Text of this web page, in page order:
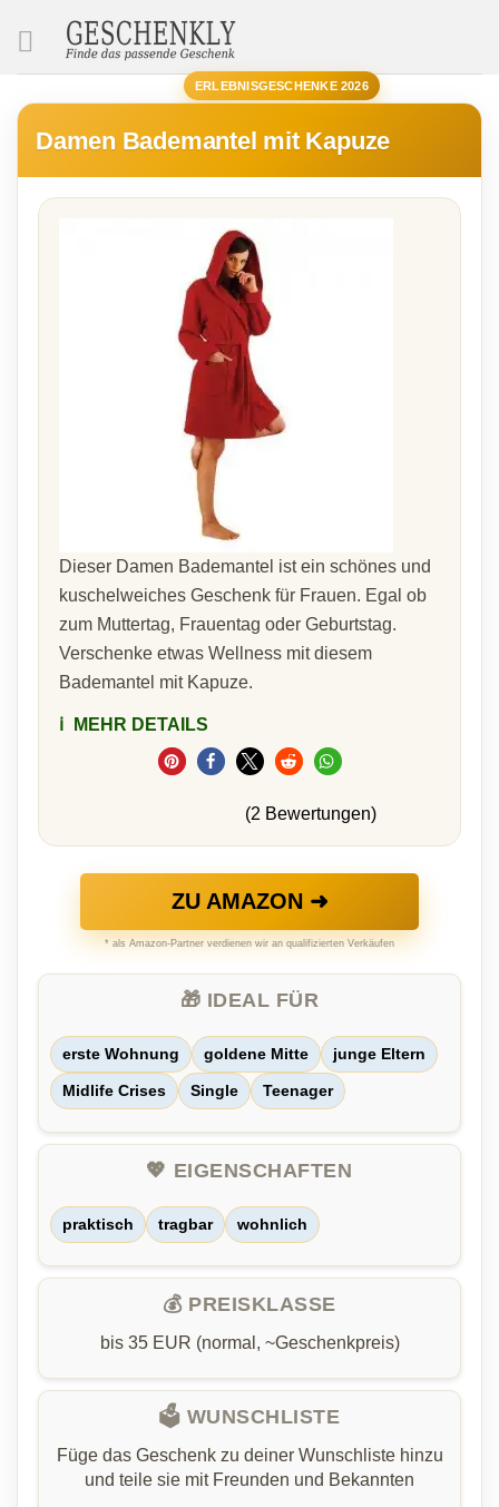
ERLEBNISGESCHENKE 2026
Damen Bademantel mit Kapuze
Dieser Damen Bademantel ist ein schönes und
kuschelweiches Geschenk für Frauen. Egal ob
zum Muttertag, Frauentag oder Geburtstag.
Verschenke etwas Wellness mit diesem
Bademantel mit Kapuze.
ℹ️ MEHR DETAILS
(2 Bewertungen)
ZU AMAZON ➜
* als Amazon-Partner verdienen wir an qualifizierten Verkäufen
🎁 IDEAL FÜR
erste Wohnung goldene Mitte junge Eltern
Midlife Crises Single Teenager
💖 EIGENSCHAFTEN
praktisch tragbar wohnlich
💰 PREISKLASSE
bis 35 EUR (normal, ~Geschenkpreis)
🗳️ WUNSCHLISTE
Füge das Geschenk zu deiner Wunschliste hinzu
und teile sie mit Freunden und Bekannten